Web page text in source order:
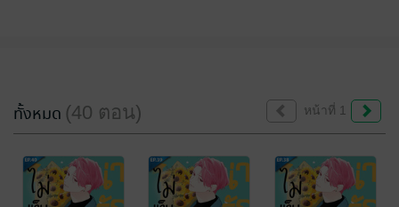
ทั้งหมด (40 ตอน) หน้าที่ 1